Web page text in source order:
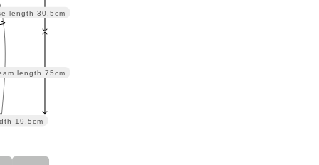
length 75cm
length 30.5cm
19.5cm